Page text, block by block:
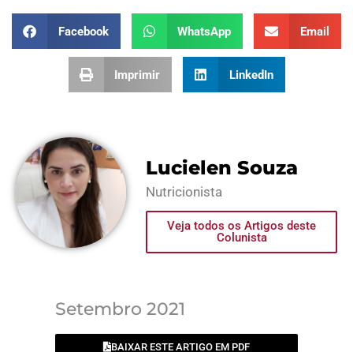
Facebook WhatsApp Email
Imprimir LinkedIn
Lucielen Souza
Nutricionista
Veja todos os Artigos deste
Colunista
Setembro 2021
BAIXAR ESTE ARTIGO EM PDF